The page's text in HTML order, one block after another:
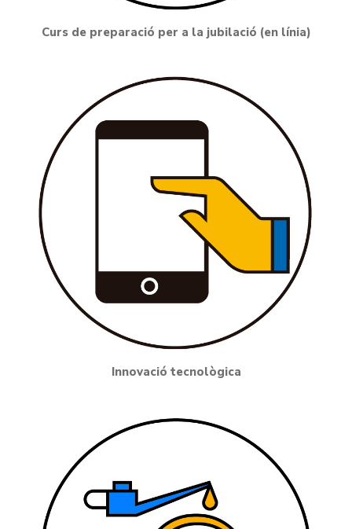
Curs de preparació per a la jubilació (en línia)
Innovació tecnològica